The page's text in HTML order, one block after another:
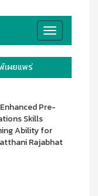
Toggle
navigation
เผยแพร่
Pre-
Skills
Ability for
Rajabhat